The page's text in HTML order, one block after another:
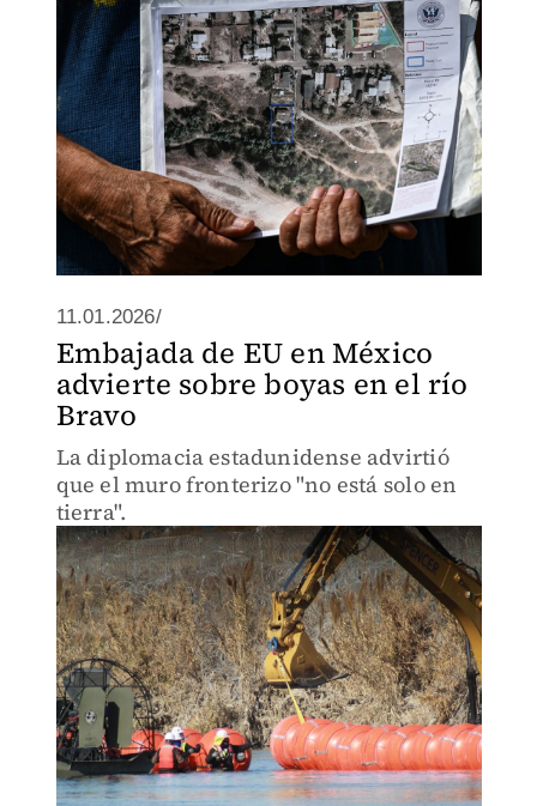
11.01.2026/
Embajada de EU en México
advierte sobre boyas en el río
Bravo
La diplomacia estadunidense advirtió
que el muro fronterizo "no está solo en
tierra".